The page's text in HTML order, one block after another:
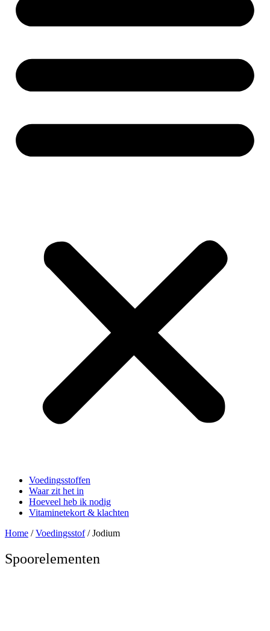
Voedingsstoffen
Waar zit het in
Hoeveel heb ik nodig
Vitaminetekort & klachten
Home /Voedingsstof/ Jodium
Spoorelementen